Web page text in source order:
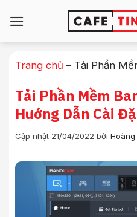
qua
Trang chủ – Tải Phần
Tải Phần Mềm
Hướng Dẫn Cài
Cập nhật 21/04/2022 bởi Hoàng